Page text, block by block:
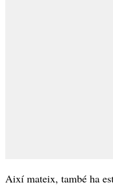
Així mateix, també ha